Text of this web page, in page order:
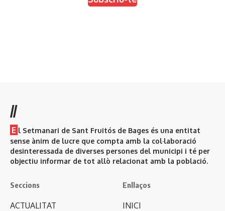
//
E l Setmanari de Sant Fruitós de Bages és una entitat
sense ànim de lucre que compta amb la col·laboració
desinteressada de diverses persones del municipi i té per
objectiu informar de tot allò relacionat amb la població.
Seccions
ACTUALITAT
Enllaços
INICI